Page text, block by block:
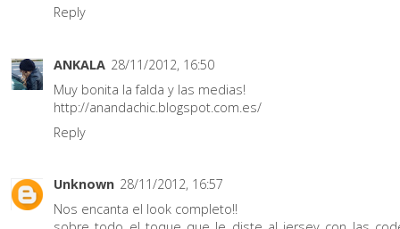
Reply
ANKALA 28/11/2012, 16:50
Muy bonita la falda y las medias!
http://anandachic.blogspot.com.es/
Reply
Unknown 28/11/2012, 16:57
Nos encanta el look completo!!